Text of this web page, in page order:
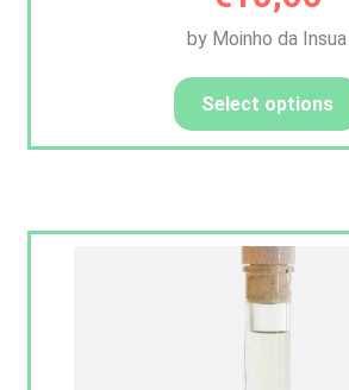
by Moinho da Insua
Select options